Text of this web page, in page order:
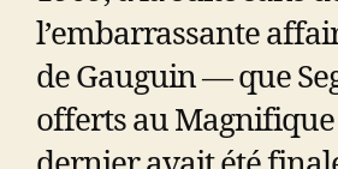
l’embarrassante
de Gauguin — que
offerts au Magnifique